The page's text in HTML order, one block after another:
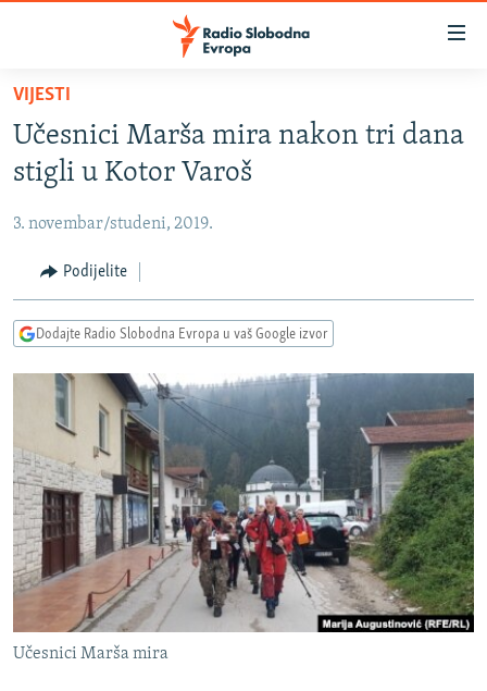
Pređite
glavni
sadržaj
Pređite
na
navigaciju
Pređite
na
BOSNA I HERCEGOVINA
SRBIJA
KOSOVO
CRNA GORA
VIDEO
FOTOGALERIJE
INFOGRAFIKE
PODCASTI
RAT U UKRAJINI
KINA NA BALKANU
RSE PRIČE IZ SVIJETA
ISPRIČAJ MI
DNEVNO@RSE
SPECIJALI RSE
VIŠE OD NASLOVA
PRATITE NAS
VIJESTI
Učesnici Marša mira nakon tri dana
stigli u Kotor Varoš
3. novembar/studeni, 2019.
Podijelite
Dodajte Radio Slobodna Evropa u vaš Google izvor
Učesnici Marša mira